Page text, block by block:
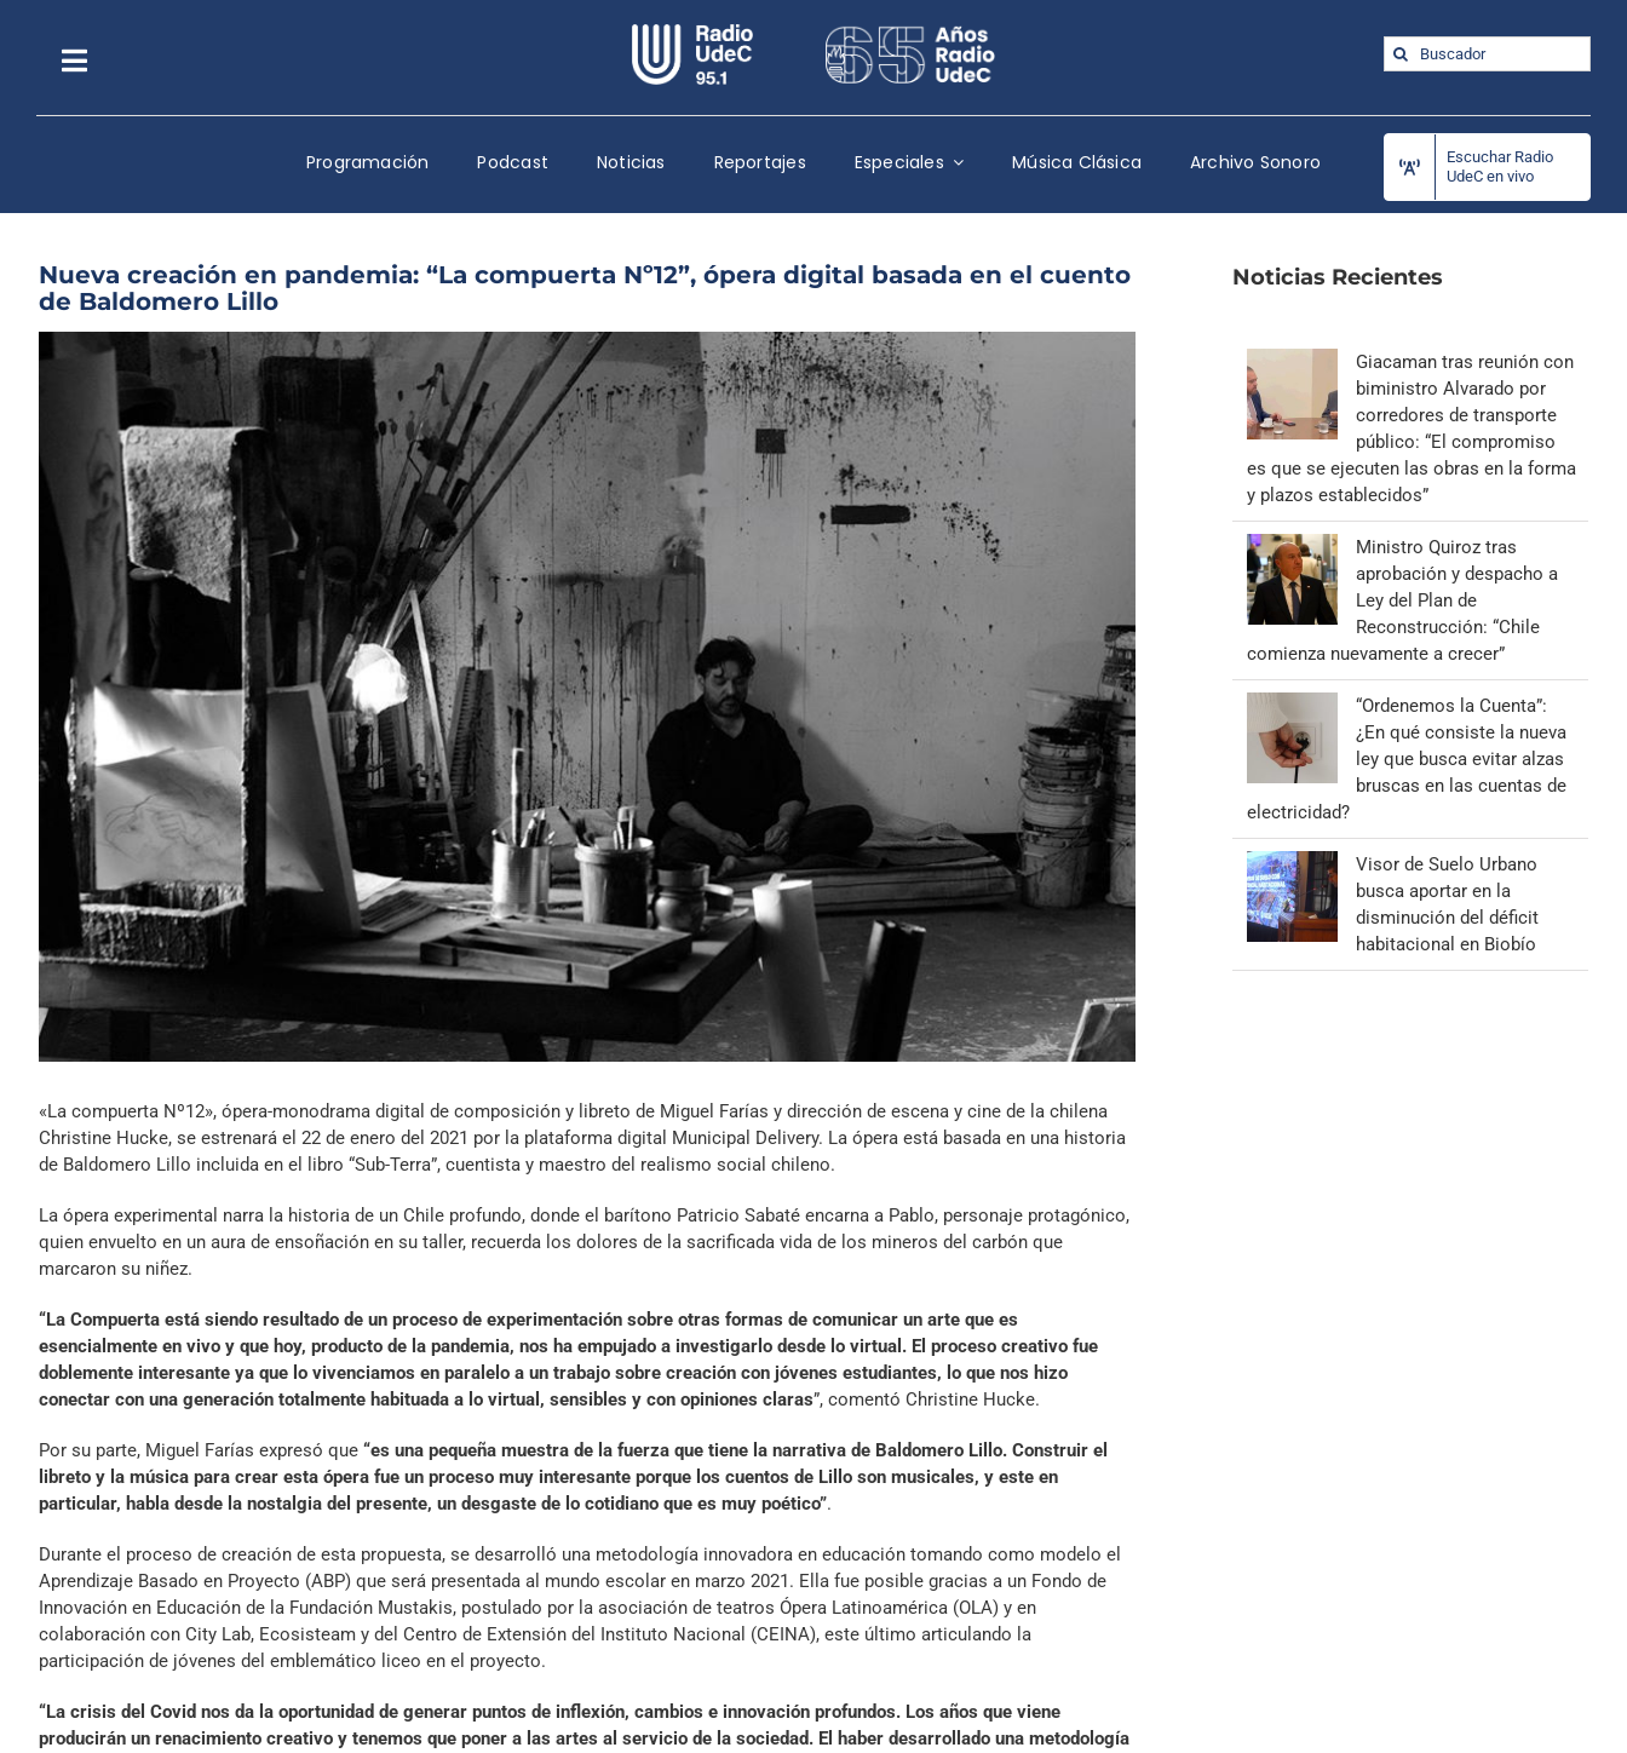
contenidoToggle
Navigation
Escuchar Radio UdeC en vivo
Quiénes Somos
Programación
Podcast
Reportajes
Columnas
Música Clásica
Especiales
Archivo Sonoro
Buscar:
Programación Podcast Noticias Reportajes Especiales Música Clásica Archivo Sonoro
Escuchar Radio
UdeC en vivo
Nueva creación en pandemia: “La compuerta Nº12”, ópera digital basada en el cuento
de Baldomero Lillo
«La compuerta Nº12», ópera-monodrama digital de composición y libreto de Miguel Farías y dirección de escena y cine de la chilena
Christine Hucke, se estrenará el 22 de enero del 2021 por la plataforma digital Municipal Delivery. La ópera está basada en una historia
de Baldomero Lillo incluida en el libro “Sub-Terra”, cuentista y maestro del realismo social chileno.
La ópera experimental narra la historia de un Chile profundo, donde el barítono Patricio Sabaté encarna a Pablo, personaje protagónico,
quien envuelto en un aura de ensoñación en su taller, recuerda los dolores de la sacrificada vida de los mineros del carbón que
marcaron su niñez.
“La Compuerta está siendo resultado de un proceso de experimentación sobre otras formas de comunicar un arte que es
esencialmente en vivo y que hoy, producto de la pandemia, nos ha empujado a investigarlo desde lo virtual. El proceso creativo fue
doblemente interesante ya que lo vivenciamos en paralelo a un trabajo sobre creación con jóvenes estudiantes, lo que nos hizo
conectar con una generación totalmente habituada a lo virtual, sensibles y con opiniones claras”, comentó Christine Hucke.
Por su parte, Miguel Farías expresó que “es una pequeña muestra de la fuerza que tiene la narrativa de Baldomero Lillo. Construir el
libreto y la música para crear esta ópera fue un proceso muy interesante porque los cuentos de Lillo son musicales, y este en
particular, habla desde la nostalgia del presente, un desgaste de lo cotidiano que es muy poético”.
Durante el proceso de creación de esta propuesta, se desarrolló una metodología innovadora en educación tomando como modelo el
Aprendizaje Basado en Proyecto (ABP) que será presentada al mundo escolar en marzo 2021. Ella fue posible gracias a un Fondo de
Innovación en Educación de la Fundación Mustakis, postulado por la asociación de teatros Ópera Latinoamérica (OLA) y en
colaboración con City Lab, Ecosisteam y del Centro de Extensión del Instituto Nacional (CEINA), este último articulando la
participación de jóvenes del emblemático liceo en el proyecto.
“La crisis del Covid nos da la oportunidad de generar puntos de inflexión, cambios e innovación profundos. Los años que viene
producirán un renacimiento creativo y tenemos que poner a las artes al servicio de la sociedad. El haber desarrollado una metodología
Noticias Recientes
Giacaman tras reunión con
biministro Alvarado por
corredores de transporte
público: “El compromiso
es que se ejecuten las obras en la forma
y plazos establecidos”
Ministro Quiroz tras
aprobación y despacho a
Ley del Plan de
Reconstrucción: “Chile
comienza nuevamente a crecer”
“Ordenemos la Cuenta”:
¿En qué consiste la nueva
ley que busca evitar alzas
bruscas en las cuentas de
electricidad?
Visor de Suelo Urbano
busca aportar en la
disminución del déficit
habitacional en Biobío